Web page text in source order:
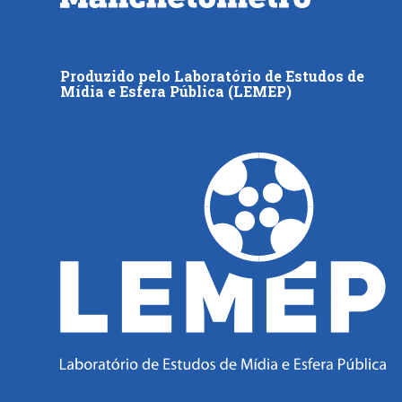
Produzido pelo Laboratório de Estudos de
Mídia e Esfera Pública (LEMEP)